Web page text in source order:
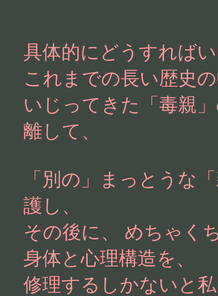
具体的にどうすれば
これまでの長い歴史
いじってきた「毒親
離して、
「別の」まっとうな
護し、
その後に、 めちゃく
身体と心理構造を、
修理するしかないと